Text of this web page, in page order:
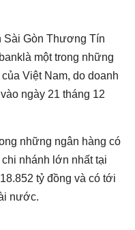
Sài Gòn Thương Tín
một trong những
Việt Nam, do doanh
ngày 21 tháng 12
những ngân hàng có
nhánh lớn nhất tại
tỷ đồng và có tới
nước.